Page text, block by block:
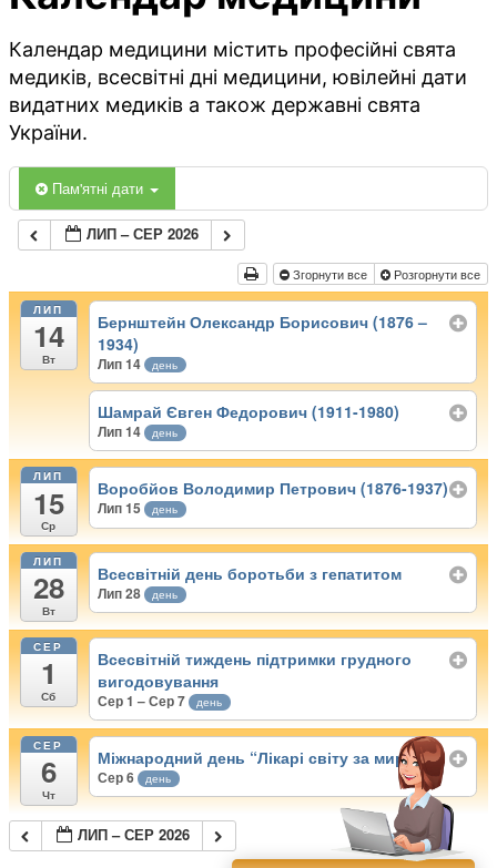
Календар медицини містить професійні свята
медиків, всесвітні дні медицини, ювілейні дати
видатних медиків а також державні свята
України.
Пам'ятні дати
ЛИП – СЕР 2026
Згорнути все Розгорнути все
ЛИП
14
Вт
Бернштейн Олександр Борисович (1876 –
1934)
Лип 14 день
Шамрай Євген Федорович (1911-1980)
Лип 14 день
ЛИП
15
Ср
Воробйов Володимир Петрович (1876-1937)
Лип 15 день
ЛИП
28
Вт
Всесвітній день боротьби з гепатитом
Лип 28 день
СЕР
1
Сб
Всесвітній тиждень підтримки грудного
вигодовування
Сер 1 – Сер 7 день
СЕР
6
Чт
Міжнародний день “Лікарі світу за мир”
Сер 6 день
ЛИП – СЕР 2026